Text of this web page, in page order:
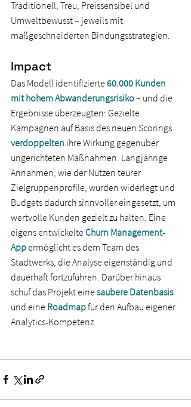
Traditionell, Treu, Preissensibel und
Umweltbewusst – jeweils mit
maßgeschneiderten Bindungsstrategien.
Impact
Das Modell identifizierte 60.000 Kunden
mit hohem Abwanderungsrisiko – und die
Ergebnisse überzeugten: Gezielte
Kampagnen auf Basis des neuen Scorings
verdoppelten ihre Wirkung gegenüber
ungerichteten Maßnahmen. Langjährige
Annahmen, wie der Nutzen teurer
Zielgruppenprofile, wurden widerlegt und
Budgets dadurch sinnvoller eingesetzt, um
wertvolle Kunden gezielt zu halten. Eine
eigens entwickelte Churn Management-
Appermöglicht es dem Team des
Stadtwerks, die Analyse eigenständig und
dauerhaft fortzuführen. Darüber hinaus
schuf das Projekt einesaubere Datenbasis
und eine Roadmap für den Aufbau eigener
Analytics-Kompetenz.